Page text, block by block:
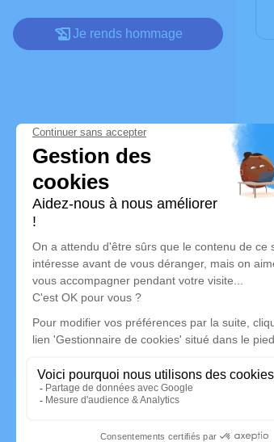
Je rends hommage